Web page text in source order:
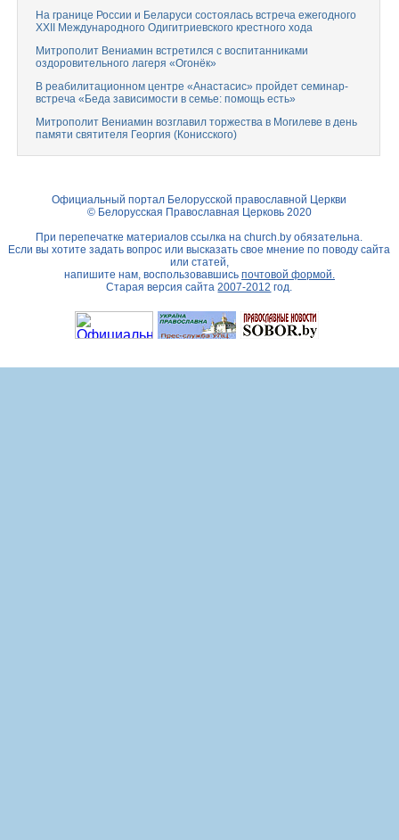
На границе России и Беларуси состоялась встреча ежегодного
XXII Международного Одигитриевского крестного хода
Митрополит Вениамин встретился с воспитанниками
оздоровительного лагеря «Огонёк»
В реабилитационном центре «Анастасис» пройдет семинар-
встреча «Беда зависимости в семье: помощь есть»
Митрополит Вениамин возглавил торжества в Могилеве в день
памяти святителя Георгия (Конисского)
Официальный портал Белорусской православной Церкви
© Белорусская Православная Церковь 2020
При перепечатке материалов ссылка наchurch.by обязательна.
Если вы хотите задать вопрос или высказать свое мнение по поводу сайта
или статей,
напишите нам, воспользовавшись почтовой формой.
Старая версия сайта2007-2012 год.